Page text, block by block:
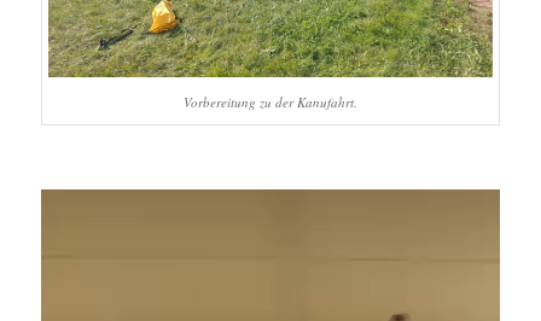
Vorbereitung zu der Kanufahrt.